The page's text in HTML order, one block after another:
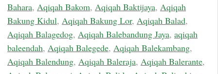
Bahara, Aqiqah Bakom, Aqiqah Baktijaya, Aqiqah
Bakung Kidul, Aqiqah Bakung Lor, Aqiqah Balad,
Aqiqah Balagedog, Aqiqah Balebandung Jaya, aqiqah
baleendah, Aqiqah Balegede, Aqiqah Balekambang,
Aqiqah Balendung, Aqiqah Baleraja, Aqiqah Balerante,